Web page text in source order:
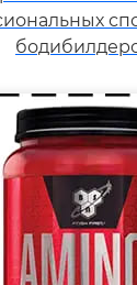
его,